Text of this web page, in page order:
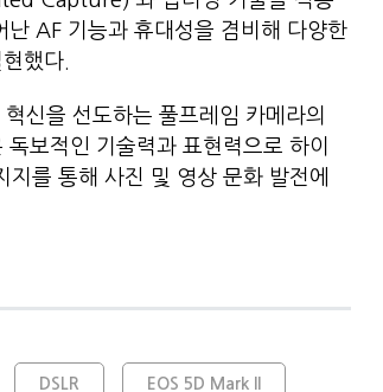
AF 기능과 휴대성을 겸비해 다양한
했다.
신을 선도하는 풀프레임 카메라의
보적인 기술력과 표현력으로 하이
를 통해 사진 및 영상 문화 발전에
DSLR EOS 5D Mark II